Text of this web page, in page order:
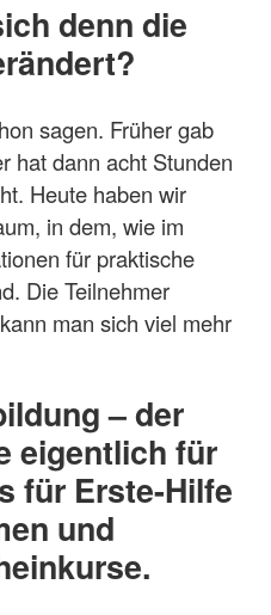
denn die
sagen. Früher gab
hat dann acht Stunden
Heute haben wir
in dem, wie im
für praktische
Die Teilnehmer
man sich viel mehr
– der
eigentlich für
für Erste-Hilfe
und